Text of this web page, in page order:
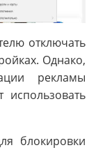
отключать
Однако,
рекламы
использовать
блокировки